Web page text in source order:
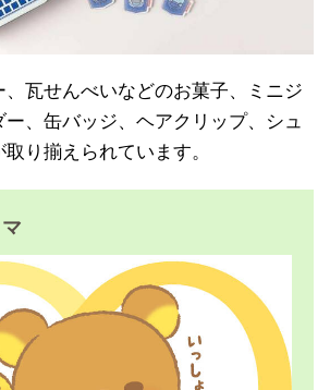
、瓦せんべいなどのお菓子、ミニジ
、缶バッジ、ヘアクリップ、シュ
り揃えられています。